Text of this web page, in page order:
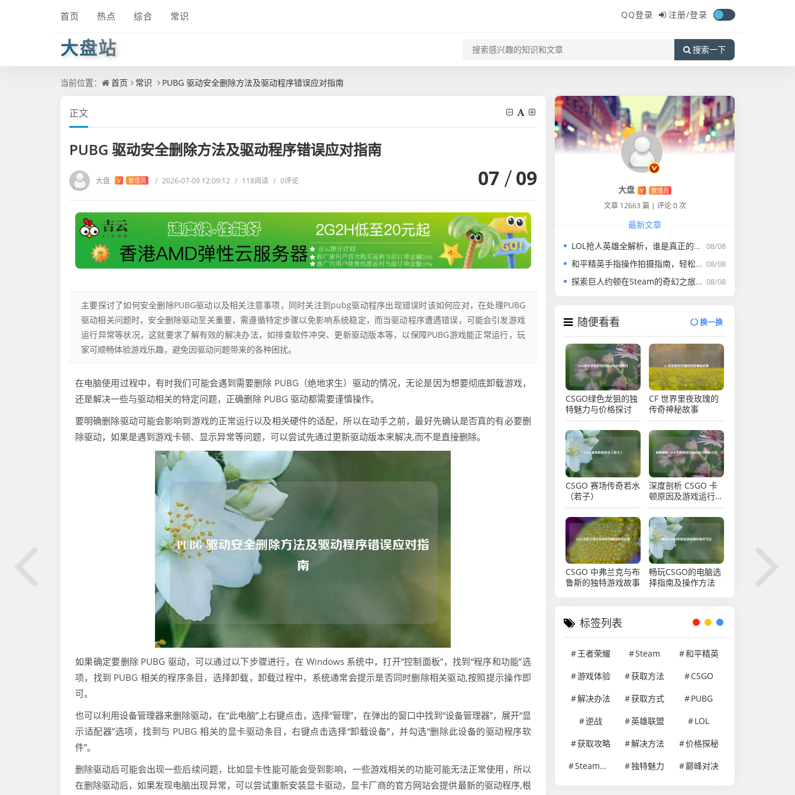
首页 热点 综合 常识 QQ登录 注册/登录
大盘站 搜索一下
当前位置： 首页 常识 PUBG 驱动安全删除方法及驱动程序错误应对指南
正文
PUBG 驱动安全删除方法及驱动程序错误应对指南
大盘 V 管理员 / 2026-07-09 12:09:12 / 118阅读 / 0评论 07 09
主要探讨了如何安全删除PUBG驱动以及相关注意事项，同时关注到pubg驱动程序出现错误时该如何应对，在处理PUBG
驱动相关问题时，安全删除驱动至关重要，需遵循特定步骤以免影响系统稳定，而当驱动程序遭遇错误，可能会引发游戏
运行异常等状况，这就要求了解有效的解决办法，如排查软件冲突、更新驱动版本等，以保障PUBG游戏能正常运行，玩
家可顺畅体验游戏乐趣，避免因驱动问题带来的各种困扰。
在电脑使用过程中，有时我们可能会遇到需要删除 PUBG（绝地求生）驱动的情况，无论是因为想要彻底卸载游戏，
还是解决一些与驱动相关的特定问题，正确删除 PUBG 驱动都需要谨慎操作。
要明确删除驱动可能会影响到游戏的正常运行以及相关硬件的适配，所以在动手之前，最好先确认是否真的有必要删
除驱动，如果是遇到游戏卡顿、显示异常等问题，可以尝试先通过更新驱动版本来解决,而不是直接删除。
如果确定要删除 PUBG 驱动，可以通过以下步骤进行，在 Windows 系统中，打开“控制面板”，找到“程序和功能”选
项，找到 PUBG 相关的程序条目，选择卸载，卸载过程中，系统通常会提示是否同时删除相关驱动,按照提示操作即
可。
也可以利用设备管理器来删除驱动，在“此电脑”上右键点击，选择“管理”，在弹出的窗口中找到“设备管理器”，展开“显
示适配器”选项，找到与 PUBG 相关的显卡驱动条目，右键点击选择“卸载设备”，并勾选“删除此设备的驱动程序软
件”。
删除驱动后可能会出现一些后续问题，比如显卡性能可能会受到影响，一些游戏相关的功能可能无法正常使用，所以
在删除驱动后，如果发现电脑出现异常，可以尝试重新安装显卡驱动，显卡厂商的官方网站会提供最新的驱动程序,根
大盘 V 管理员
文章 12663 篇 | 评论 0 次
最新文章
08/08
LOL抢人英雄全解析，谁是真正的抢人之王及哪个英雄好打
08/08
和平精英手指操作拍摄指南，轻松记录精彩瞬间
08/08
探索巨人约顿在Steam的奇幻之旅及名称探寻
随便看看 换一换
CSGO绿色龙狙的独
特魅力与价格探讨
CF 世界里夜玫瑰的
传奇神秘故事
CSGO 赛场传奇若水
（若子）
深度剖析 CSGO 卡
顿原因及游戏运行缓
慢之谜
CSGO 中弗兰克与布
鲁斯的独特游戏故事
畅玩CSGO的电脑选
择指南及操作方法
标签列表
王者荣耀 Steam
和平精英
游戏体验
获取方法
CSGO
解决办法
获取方式
PUBG
逆战
英雄联盟
LOL
获取攻略
解决方法
价格探秘
Steam游戏
独特魅力 巅峰对决